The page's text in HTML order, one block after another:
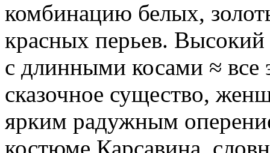
комбинацию белых,
красных перьев. Высокий
с длинными косами ≈ все
сказочное существо,
ярким радужным
костюме Карсавина,